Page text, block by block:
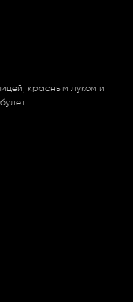
красным луком и